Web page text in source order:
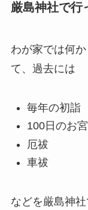
厳島神社で行
わが家では何
て、過去には
毎年の初詣
100日のお
厄祓
車祓
などを厳島神社